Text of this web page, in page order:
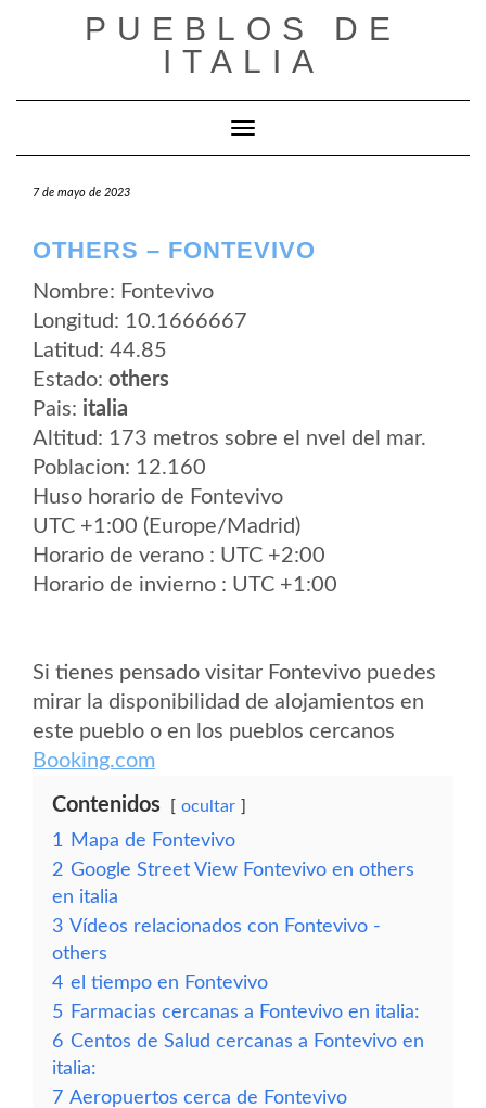
PUEBLOS DE
ITALIA
Cambiar modo de navegación
7 de mayo de 2023
OTHERS – FONTEVIVO
Nombre: Fontevivo
Longitud: 10.1666667
Latitud: 44.85
Estado: others
Pais: italia
Altitud: 173 metros sobre el nvel del mar.
Poblacion: 12.160
Huso horario de Fontevivo
UTC +1:00 (Europe/Madrid)
Horario de verano : UTC +2:00
Horario de invierno : UTC +1:00
Si tienes pensado visitar Fontevivo puedes
mirar la disponibilidad de alojamientos en
este pueblo o en los pueblos cercanos
Booking.com
Contenidos ocultar
1
Mapa de Fontevivo
2 Google Street View Fontevivo en others
en italia
3 Vídeos relacionados con Fontevivo -
others
4 el tiempo en Fontevivo
5 Farmacias cercanas a Fontevivo en italia:
6 Centos de Salud cercanas a Fontevivo en
italia:
7 Aeropuertos cerca de Fontevivo